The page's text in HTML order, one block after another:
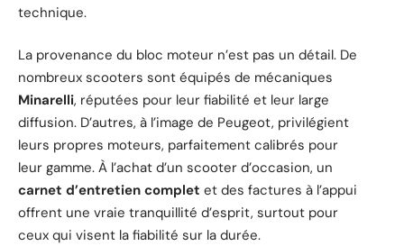
technique.
La provenance du bloc moteur n’est pas un détail. De
nombreux scooters sont équipés de mécaniques
Minarelli, réputées pour leur fiabilité et leur large
diffusion. D’autres, à l’image de Peugeot, privilégient
leurs propres moteurs, parfaitement calibrés pour
leur gamme. À l’achat d’un scooter d’occasion, un
carnet d’entretien complet et des factures à l’appui
offrent une vraie tranquillité d’esprit, surtout pour
ceux qui visent la fiabilité sur la durée.